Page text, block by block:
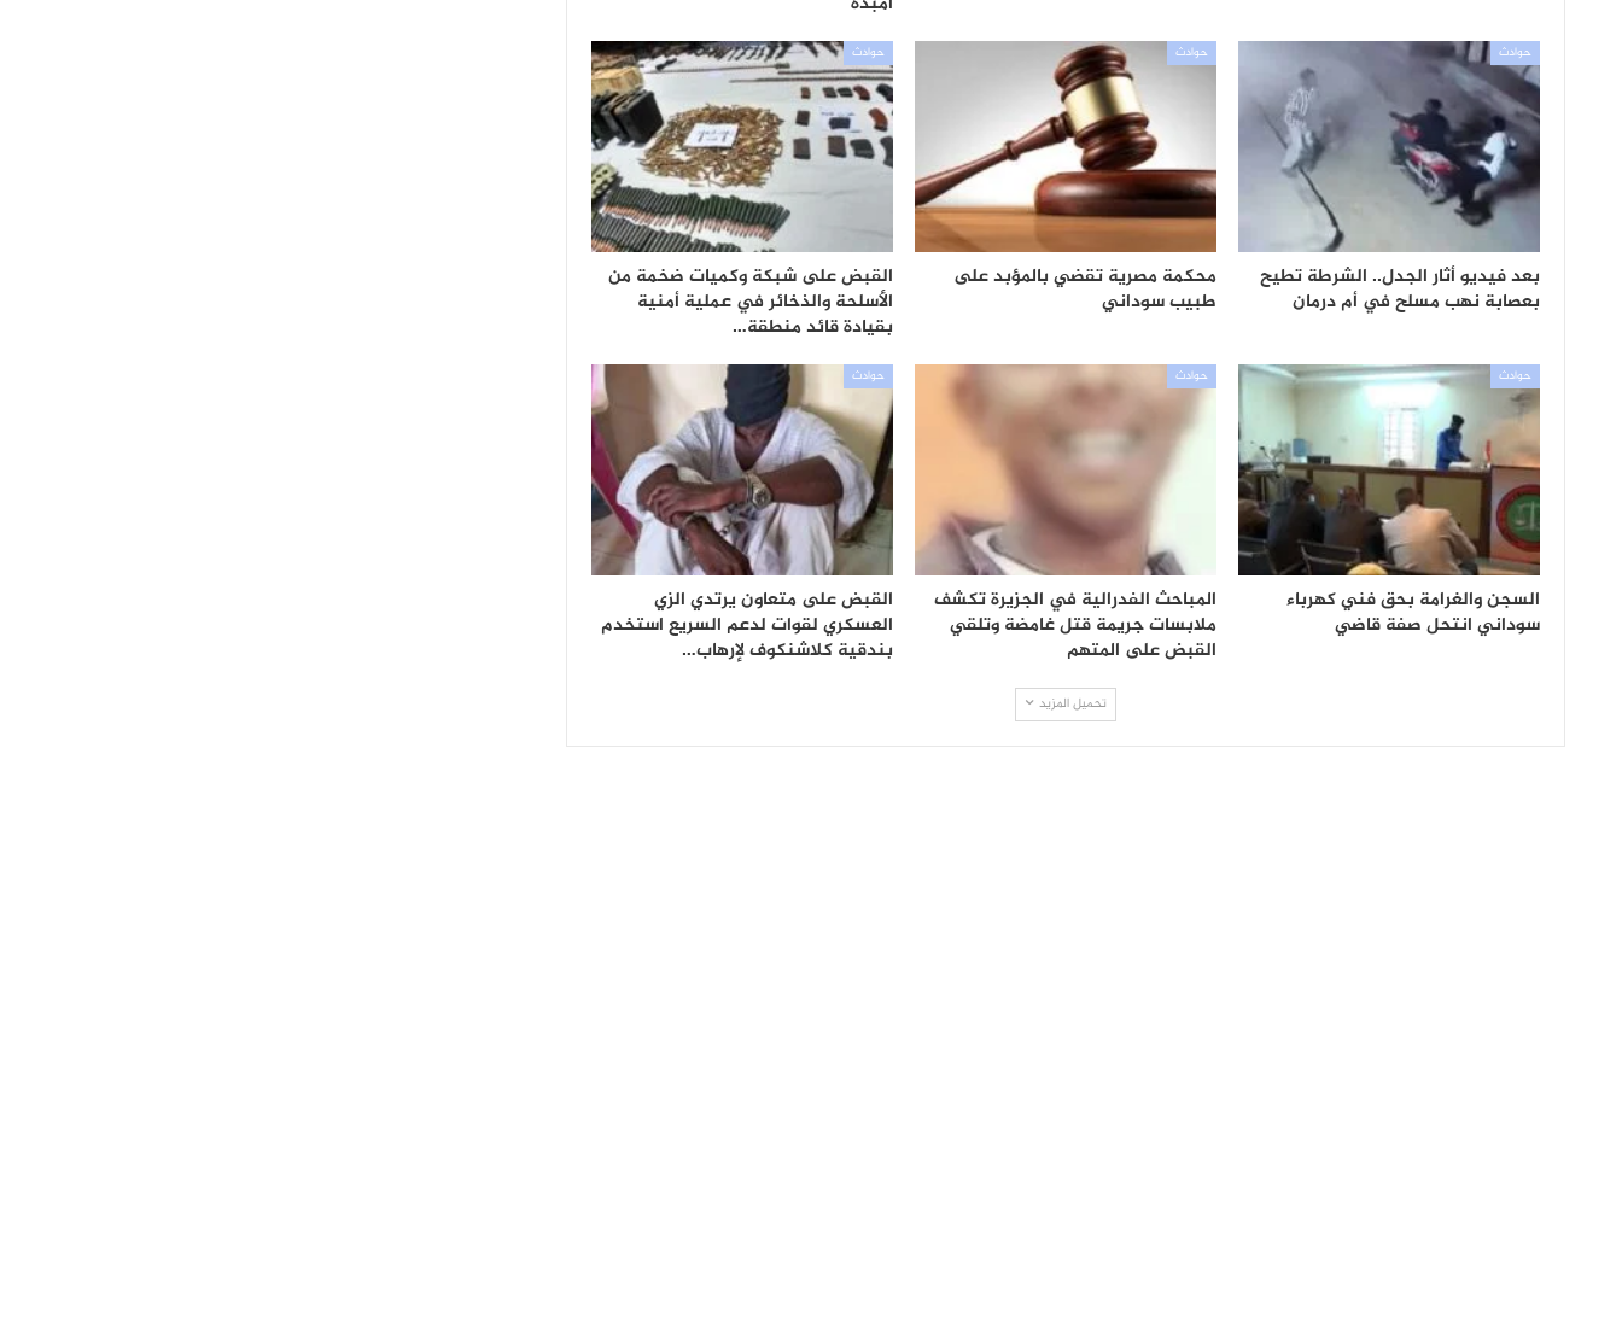
حوادث
بعد فيديو أثار الجدل.. الشرطة تطيح
بعصابة نهب مسلح في أم درمان
حوادث
محكمة مصرية تقضي بالمؤبد على
طبيب سوداني
حوادث
القبض على شبكة وكميات ضخمة من
الأسلحة والذخائر في عملية أمنية
بقيادة قائد منطقة…
حوادث
السجن والغرامة بحق فني كهرباء
سوداني انتحل صفة قاضي
حوادث
المباحث الفدرالية في الجزيرة تكشف
ملابسات جريمة قتل غامضة وتلقي
القبض على المتهم
حوادث
القبض على متعاون يرتدي الزي
العسكري لقوات لدعم السريع استخدم
بندقية كلاشنكوف لإرهاب…
تحميل المزيد